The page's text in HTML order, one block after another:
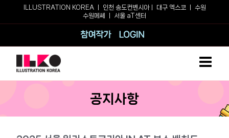
ILLUSTRATION KOREA ㅣ 인천 송도컨벤시아ㅣ 대구 엑스코
수원
수원메쎄
서울 aT센터
참여작가
공지사항